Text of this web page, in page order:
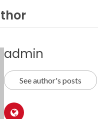
admin
See author's posts